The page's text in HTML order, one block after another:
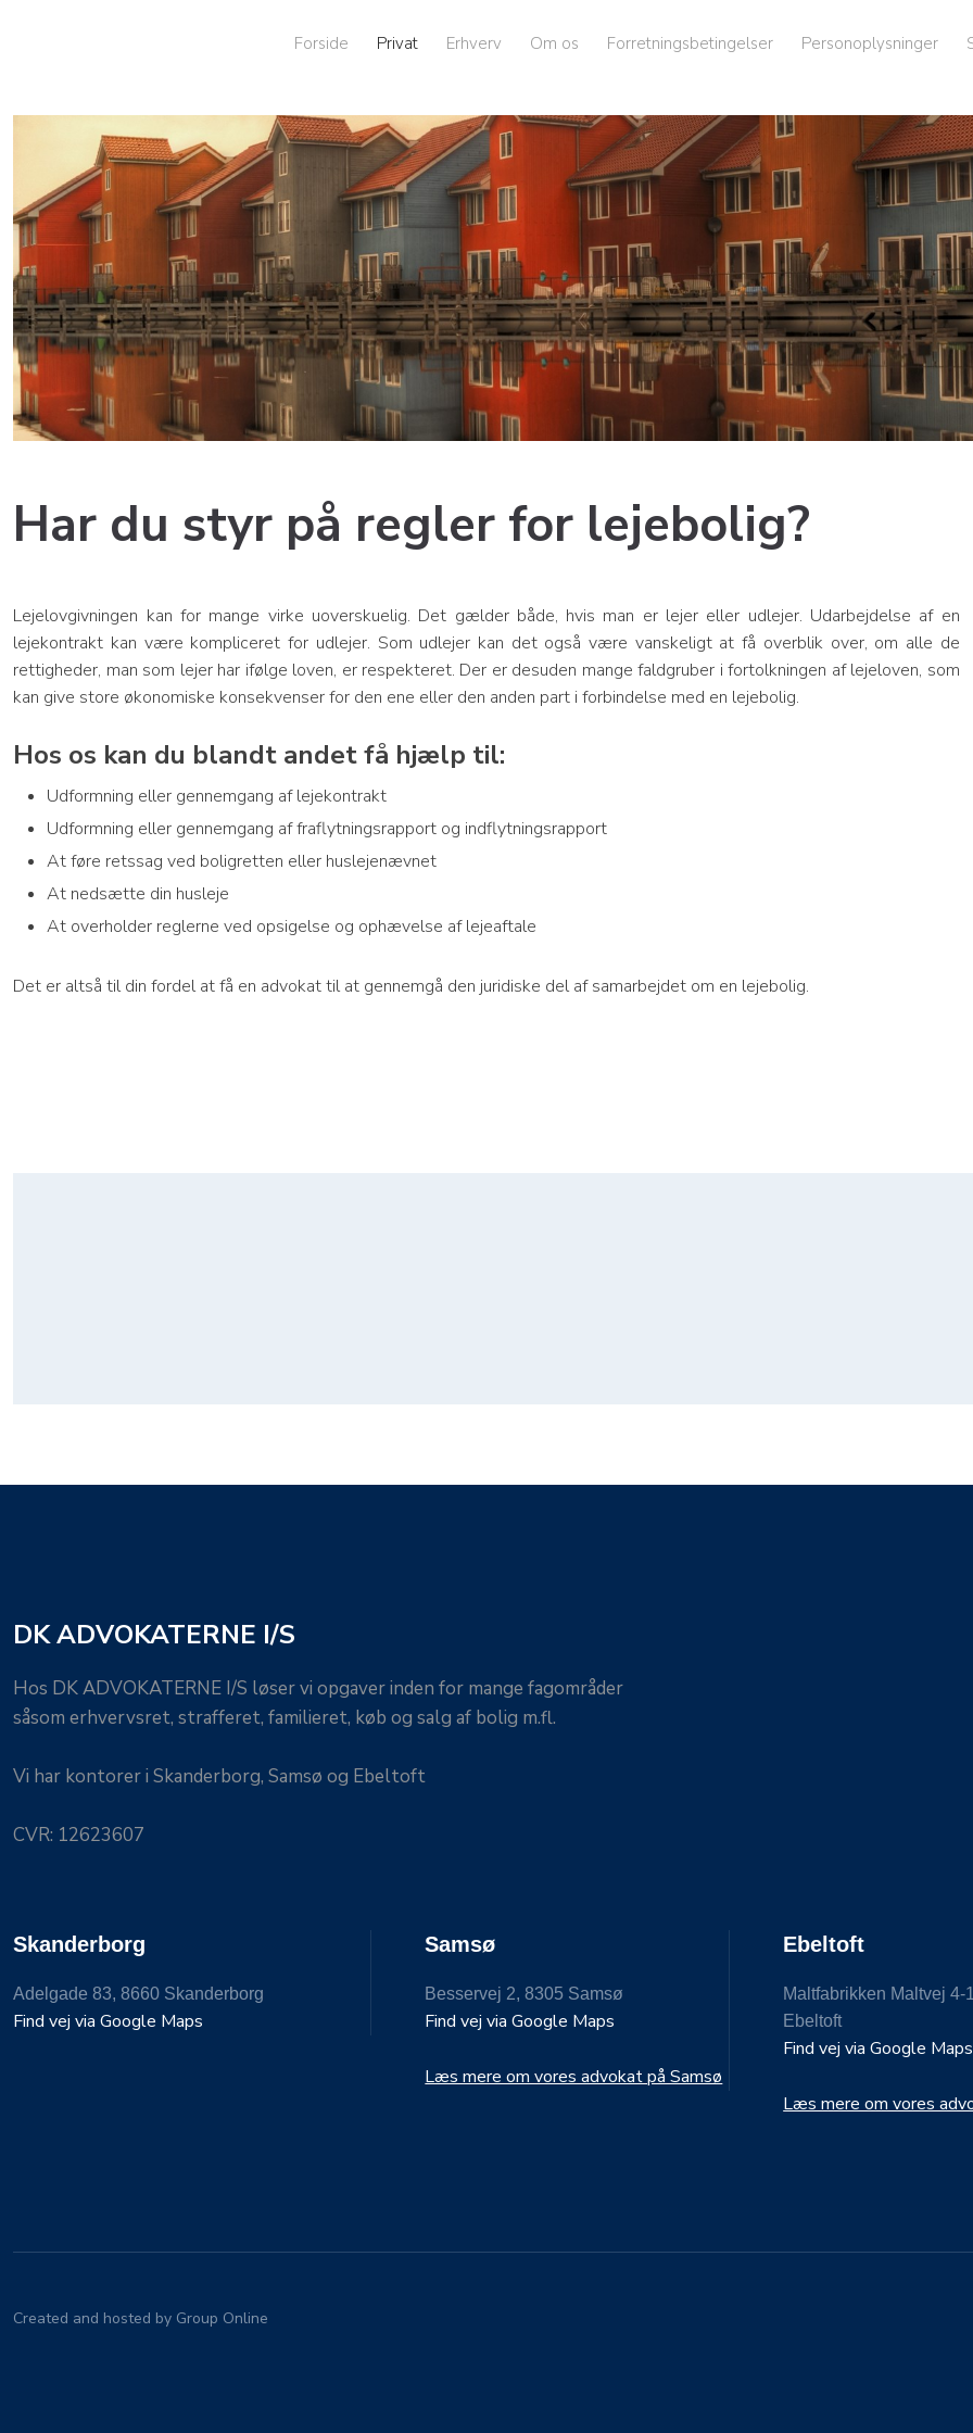
Forside Privat Erhverv Om os Forretningsbetingelser Personoplysninger
​Har du styr på regler for lejebolig?
​Lejelovgivningen kan for mange virke uoverskuelig. Det gælder både, hvis man er lejer eller udlejer. Udarbejdelse af en
lejekontrakt kan være kompliceret for udlejer. Som udlejer kan det også være vanskeligt at få overblik over, om alle de
rettigheder, man som lejer har ifølge loven, er respekteret. Der er desuden mange faldgruber i fortolkningen af lejeloven, som
kan give store økonomiske konsekvenser for den ene eller den anden part i forbindelse med en lejebolig.
Hos os kan du blandt andet få hjælp til:
Udformning eller gennemgang af lejekontrakt
​Udformning eller gennemgang af fraflytningsrapport og indflytningsrapport
​At føre retssag ved boligretten eller huslejenævnet
​At nedsætte din husleje
​At overholder reglerne ved opsigelse og ophævelse af lejeaftale
Det er altså til din fordel at få en advokat til at gennemgå den juridiske del af samarbejdet om en lejebolig.
DK ADVOKATERNE I/S
​Hos DK ADVOKATERNE I/S løser vi opgaver inden for mange fagområder
såsom erhvervsret, strafferet, familieret, køb og salg af bolig m.fl.
Vi har kontorer i Skand​erborg, Sam​sø og Ebeltoft
CVR: 12623607
Skanderborg
Adelgade​ 83, 8660 Ska​nderb​org
Find vej via Google Maps
Samsø
Besservej 2, 8305 Samsø
Find vej via Google Maps
Læs mere om vores advokat på Samsø
Ebeltoft
Maltfabrikken Maltvej 4-
Ebeltoft
Find vej via Google Maps
Læs mere om vores
Created and hosted by Group Online